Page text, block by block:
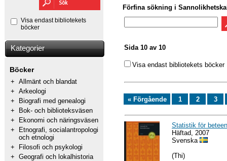
Visa endast bibliotekets
böcker
Kategorier
Böcker
+ Allmänt och blandat
+ Arkeologi
+
Biografi med genealogi
+
Bok- och biblioteksväsen
+
Ekonomi och näringsväsen
+
Etnografi, socialantropologi
och etnologi
+
Filosofi och psykologi
+ Geografi och lokalhistoria
Förfina sökning i
Sida 10 av 10
Visa endast bibliotekets böcker
« Förgående 1 2 3
Statistik för
Häftad, 2007
Svenska
(Thi)